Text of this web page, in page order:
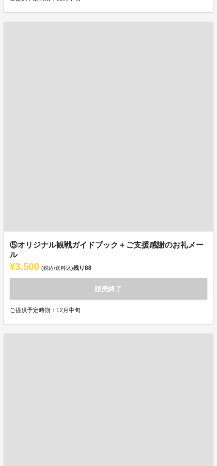
⑤オリジナル観戦ガイドブック＋ご支援感謝のお礼メー
ル
¥3,500 (税込/送料込)残り88
販売終了
ご提供予定時期：12月中旬